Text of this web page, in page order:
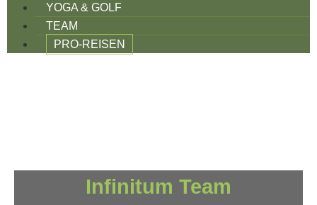
YOGA & GOLF
TEAM
PRO-REISEN
Infinitum Team